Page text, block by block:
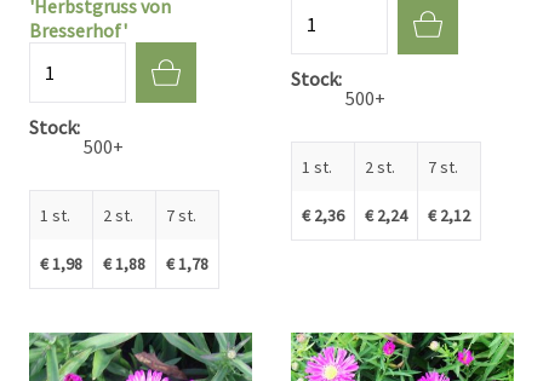
'Herbstgruss von
Bresserhof'
Stock
500+
1 st.
€ 1,98
2 st.
€ 1,88
7 st.
€ 1,78
Stock
500+
1 st.
€ 2,36
2 st.
€ 2,24
7 st.
€ 2,12